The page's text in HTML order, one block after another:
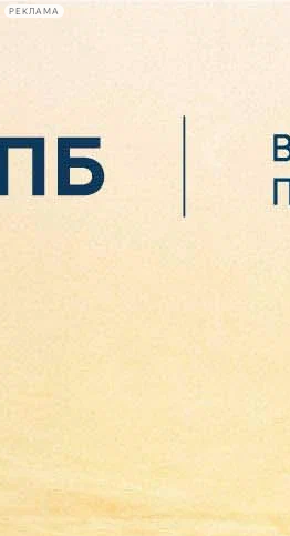
РЕКЛАМА
Сегодня:
2026.08.06
15:41